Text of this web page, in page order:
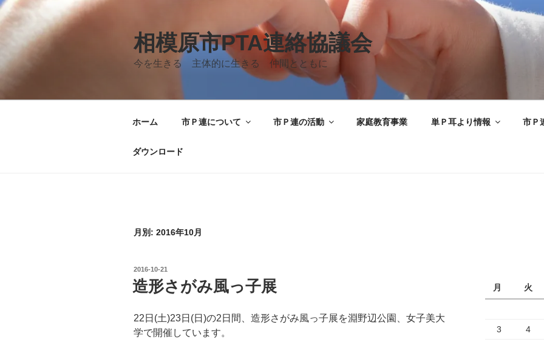
コ
ン
ツ
相模原市PTA連絡協議会
今を生きる 主体的に生きる 仲間とともに
ホーム 市Ｐ連について 市Ｐ連の活動 家庭教育事業 単Ｐ耳より情報 市Ｐ
ダウンロード
月別: 2016年10月
投
稿
日:
2016-10-21
造形さがみ風っ子展
22日(土)23日(日)の2日間、造形さがみ風っ子展を淵野辺公園、女子美大
学で開催しています。
月
火
3 4